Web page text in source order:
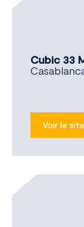
Cubic 33
Voir le site